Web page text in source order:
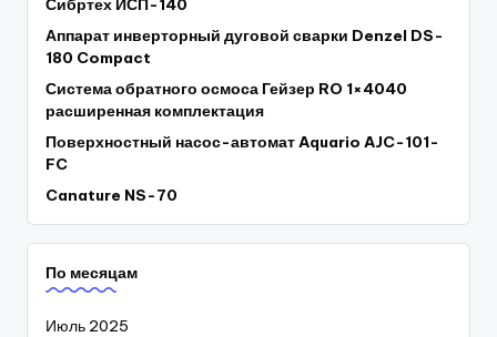
Сибртех ИСП-140
Аппарат инверторный дуговой сварки Denzel DS-
180 Compact
Система обратного осмоса Гейзер RO 1×4040
расширенная комплектация
Поверхностный насос-автомат Aquario AJC-101-
FC
Canature NS-70
По месяцам
Июль 2025